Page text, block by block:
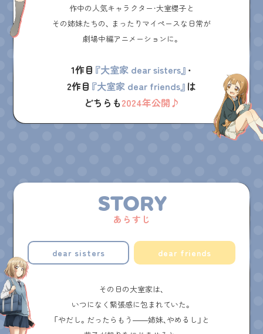
作中の人気キャラクター・大室櫻子と
その姉妹たちの、 まったりマイペースな日常が
劇場中編アニメーションに。
1作目 『大室家 dear sisters』 ・
2作目 『大室家 dear friends』 は
どちらも2024年公開♪
STORY
あらすじ
dear sisters dear friends
その日の大室家は、
いつになく緊張感に包まれていた。
「やだし。だったらもう――姉妹、やめるし」と